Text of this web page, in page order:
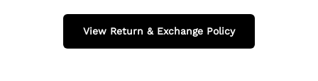
View Return & Exchange Policy